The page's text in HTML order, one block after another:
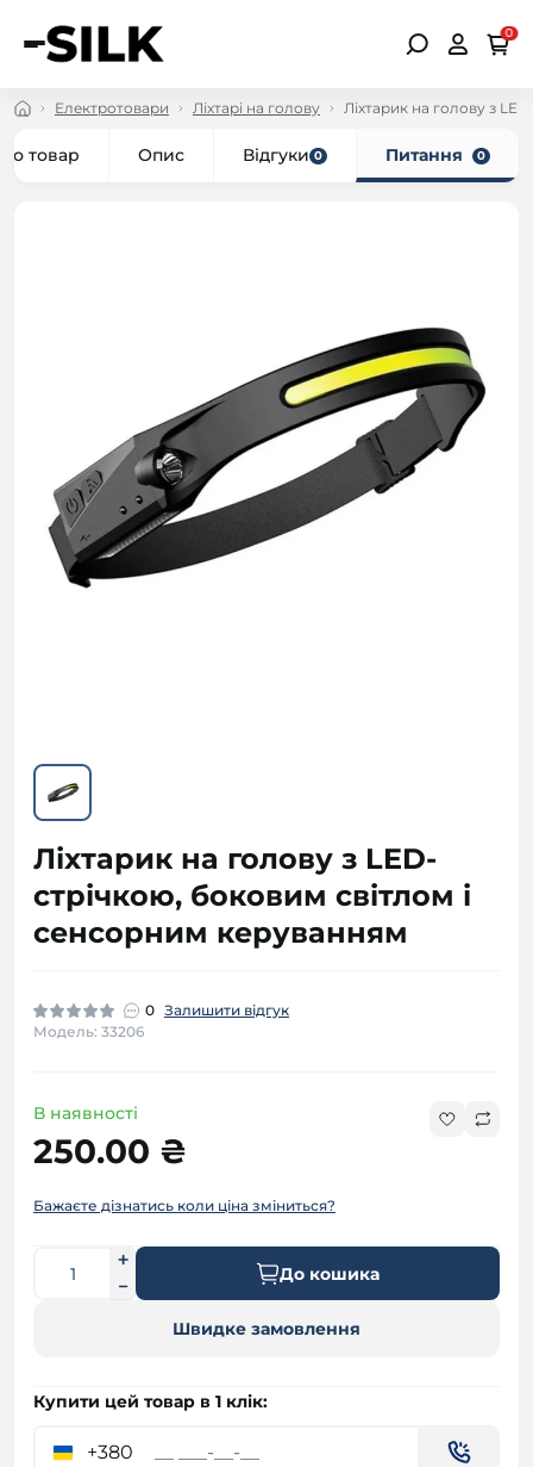
0
Електротовари Ліхтарі на голову Ліхтарик на голову з
товар Опис Відгуки 0 Питання 0
Ліхтарик на голову з LED-
стрічкою, боковим світлом і
сенсорним керуванням
0 Залишити відгук
Модель: 33206
В наявності
250.00 ₴
Бажаєте дізнатись коли ціна зміниться?
До кошика
Швидке замовлення
Купити цей товар в 1 клік:
+380